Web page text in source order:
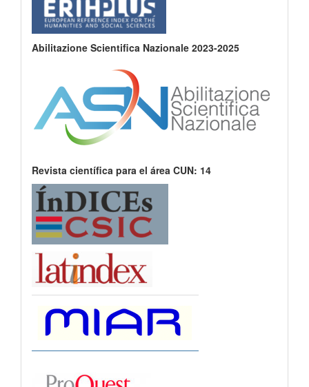
Abilitazione Scientifica Nazionale 2023-2025
Revista científica para el área CUN: 14